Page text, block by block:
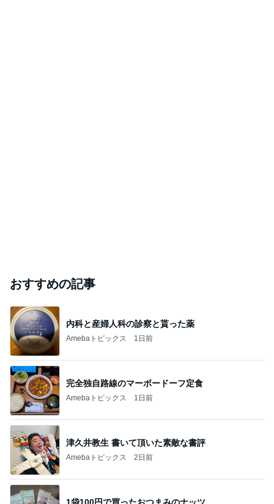
おすすめの記事
内科と産婦人科の診察と貰った薬
Amebaトピックス 1日前
完全独自路線のマーボードーフ定食
Amebaトピックス 1日前
津久井教生 書いて頂いた素敵な書評
Amebaトピックス 2日前
1袋100円で買ったおつまみのナッツ